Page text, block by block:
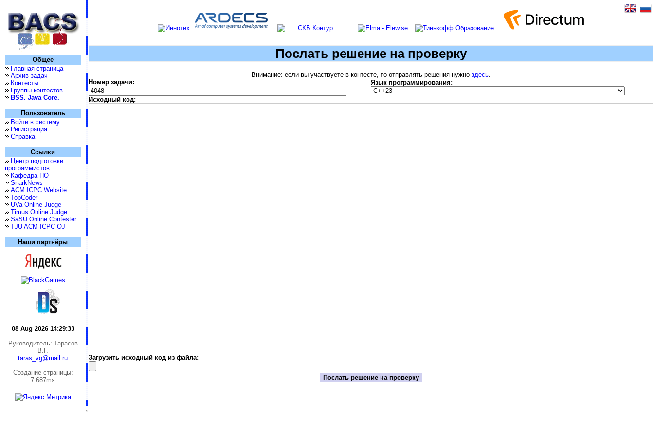
Общее
Главная страница
Архив задач
Контесты
Группы контестов
BSS. Java Core.
Пользователь
Войти в систему
Регистрация
Справка
Ссылки
Центр подготовки
программистов
Кафедра ПО
SnarkNews
ACM ICPC Website
TopCoder
UVa Online Judge
Timus Online Judge
SaSU Online Contester
TJU ACM-ICPC OJ
Наши партнёры
08 Aug 2026 14:29:33
Руководитель: Тарасов
В.Г.
taras_vg@mail.ru
Cоздание страницы:
7.687ms
Послать решение на проверку
Внимание: если вы участвуете в контесте, то отправлять решения нужно здесь.
Номер задачи:
Язык программирования:
Исходный код:
Загрузить исходный код из файла: